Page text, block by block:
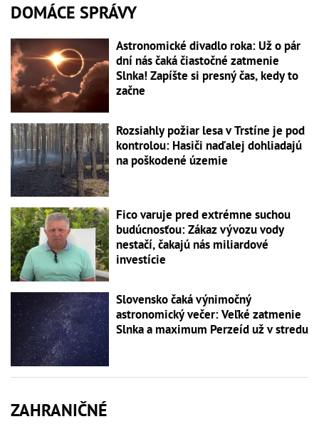
DOMÁCE SPRÁVY
Astronomické divadlo roka: Už o pár
dní nás čaká čiastočné zatmenie
Slnka! Zapíšte si presný čas, kedy to
začne
Rozsiahly požiar lesa v Trstíne je pod
kontrolou: Hasiči naďalej dohliadajú
na poškodené územie
Fico varuje pred extrémne suchou
budúcnosťou: Zákaz vývozu vody
nestačí, čakajú nás miliardové
investície
Slovensko čaká výnimočný
astronomický večer: Veľké zatmenie
Slnka a maximum Perzeíd už v stredu
ZAHRANIČNÉ